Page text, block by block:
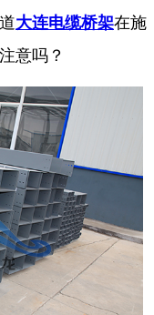
大连电缆桥架在施
意吗？